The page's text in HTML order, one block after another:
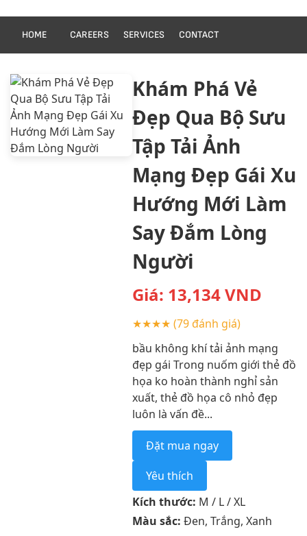
HOME CAREERS SERVICES CONTACT
Khám Phá Vẻ
Đẹp Qua Bộ Sưu
Tập Tải Ảnh
Mạng Đẹp Gái Xu
Hướng Mới Làm
Say Đắm Lòng
Người
Giá: 13,134VND
★★★★ (79 đánh giá)
bầu không khí tải ảnh mạng
đẹp gái Trong nuốm giới thẻ đồ
họa ko hoàn thành nghỉ sản
xuất, thẻ đồ họa cô nhỏ đẹp
luôn là vấn đề...
Đặt mua ngay
Yêu thích
Kích thước: M / L / XL
Màu sắc: Đen, Trắng, Xanh